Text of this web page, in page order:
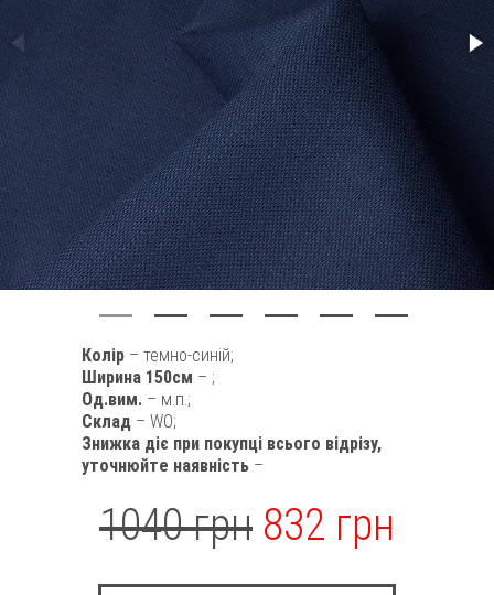
Колір – темно-синій;
Ширина 150см – ;
Од.вим. – м.п.;
Склад – WO;
Знижка діє при покупці всього відрізу,
уточнюйте наявність –
1040 грн 832 грн